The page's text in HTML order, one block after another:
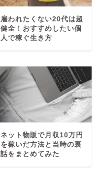
雇われたくない20代は超
健全！おすすめしたい個
人で稼ぐ生き方
ネット物販で月収10万円
を稼いだ方法と当時の裏
話をまとめてみた